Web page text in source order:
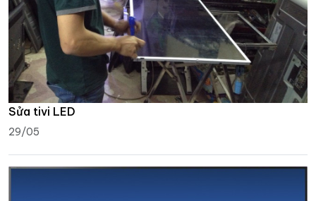
Sửa tivi LED
29/05